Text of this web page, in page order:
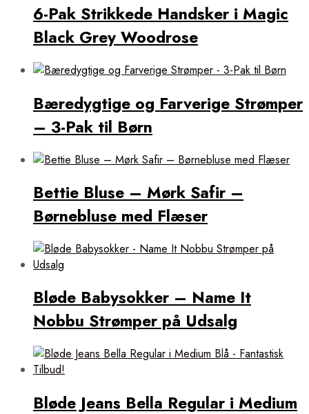
6-Pak Strikkede Handsker i Magic
Black Grey Woodrose
Bæredygtige og Farverige Strømper
– 3-Pak til Børn
Bettie Bluse – Mørk Safir –
Børnebluse med Flæser
Bløde Babysokker – Name It
Nobbu Strømper på Udsalg
Bløde Jeans Bella Regular i Medium